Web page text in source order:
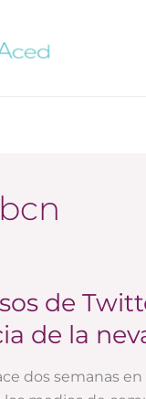
de
de la
dos semanas